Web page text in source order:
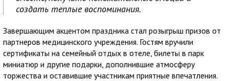
создать теплые воспоминания.
Завершающим акцентом праздника стал розыгрыш призов от
партнеров медицинского учреждения. Гостям вручили
сертификаты на семейный отдых в отеле, билеты в парк
миниатюр и другие подарки, дополнившие атмосферу
торжества и оставившие участникам приятные впечатления.